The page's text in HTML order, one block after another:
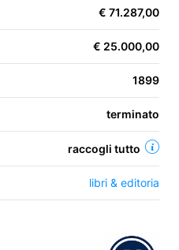
EN
FR
€ 71.287,00
€ 25.000,00
1899
terminato
raccogli tutto
libri & editoria